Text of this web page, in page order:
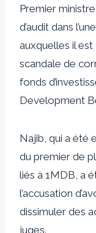
Premier
d’audit dans
auxquelles il
scandale de
fonds
Development
Najib, qui a été
du premier de
liés à 1MDB, a
l’accusation
dissimuler des
juges.